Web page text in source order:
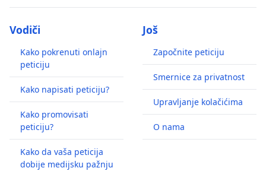
Vodiči
Kako pokrenuti onlajn
peticiju
Kako napisati peticiju?
Kako promovisati
peticiju?
Kako da vaša peticija
dobije medijsku pažnju
Još
Započnite peticiju
Smernice za privatnost
Upravljanje kolačićima
O nama